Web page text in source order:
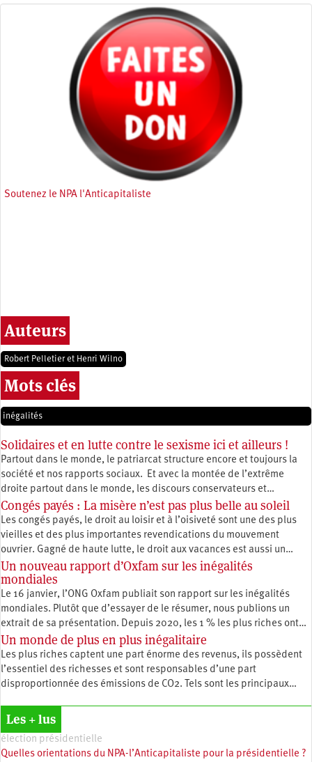
Soutenez le NPA l'Anticapitaliste
Auteurs
Robert Pelletier et Henri Wilno
Mots clés
inégalités
Solidaires et en lutte contre le sexisme ici et ailleurs !
Partout dans le monde, le patriarcat structure encore et toujours la
société et nos rapports sociaux. Et avec la montée de l’extrême
droite partout dans le monde, les discours conservateurs et…
Congés payés : La misère n’est pas plus belle au soleil
Les congés payés, le droit au loisir et à l’oisiveté sont une des plus
vieilles et des plus importantes revendications du mouvement
ouvrier. Gagné de haute lutte, le droit aux vacances est aussi un…
Un nouveau rapport d’Oxfam sur les inégalités
mondiales
Le 16 janvier, l’ONG Oxfam publiait son rapport sur les inégalités
mondiales. Plutôt que d’essayer de le résumer, nous publions un
extrait de sa présentation. Depuis 2020, les 1 % les plus riches ont…
Un monde de plus en plus inégalitaire
Les plus riches captent une part énorme des revenus, ils possèdent
l’essentiel des richesses et sont responsables d’une part
disproportionnée des émissions de CO2. Tels sont les principaux…
Les + lus
élection présidentielle
Quelles orientations du NPA-l’Anticapitaliste pour la présidentielle ?